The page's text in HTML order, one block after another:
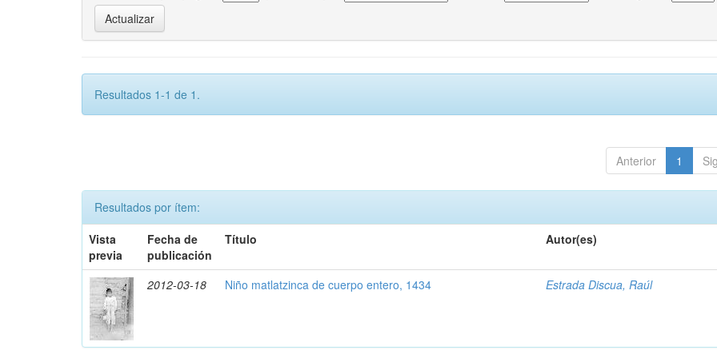
Resultados 1-1 de 1.
Anterior 1
Resultados por ítem:
Vista
previa
Fecha de
publicación
Título Autor(es)
2012-03-18 Niño matlatzinca de cuerpo entero, 1434 Estrada Discua, Raúl